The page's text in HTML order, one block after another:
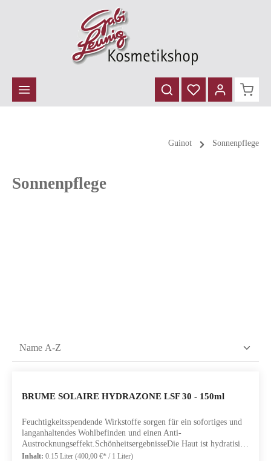
Guinot Sonnenpflege
Sonnenpflege
BRUME SOLAIRE HYDRAZONE LSF 30 - 150ml
Feuchtigkeitsspendende Wirkstoffe sorgen für ein sofortiges und
langanhaltendes Wohlbefinden und einen Anti-
Austrocknungseffekt.SchönheitsergebnisseDie Haut ist hydratisiert
und genährtSie ist vor den schädlichen Auswirkungen der UVA
Inhalt: 0.15 Liter (400,00 €* / 1 Liter)